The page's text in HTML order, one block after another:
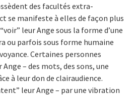
des facultés extra-
se manifeste à elles de façon plus
leur Ange sous la forme d’une
ou parfois sous forme humaine
Certaines personnes
– des mots, des sons, une
à leur don de clairaudience.
leur Ange – par une vibration